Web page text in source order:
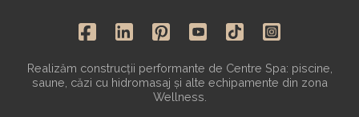
Realizăm construcții performante de Centre Spa: piscine,
saune, căzi cu hidromasaj și alte echipamente din zona
Wellness.